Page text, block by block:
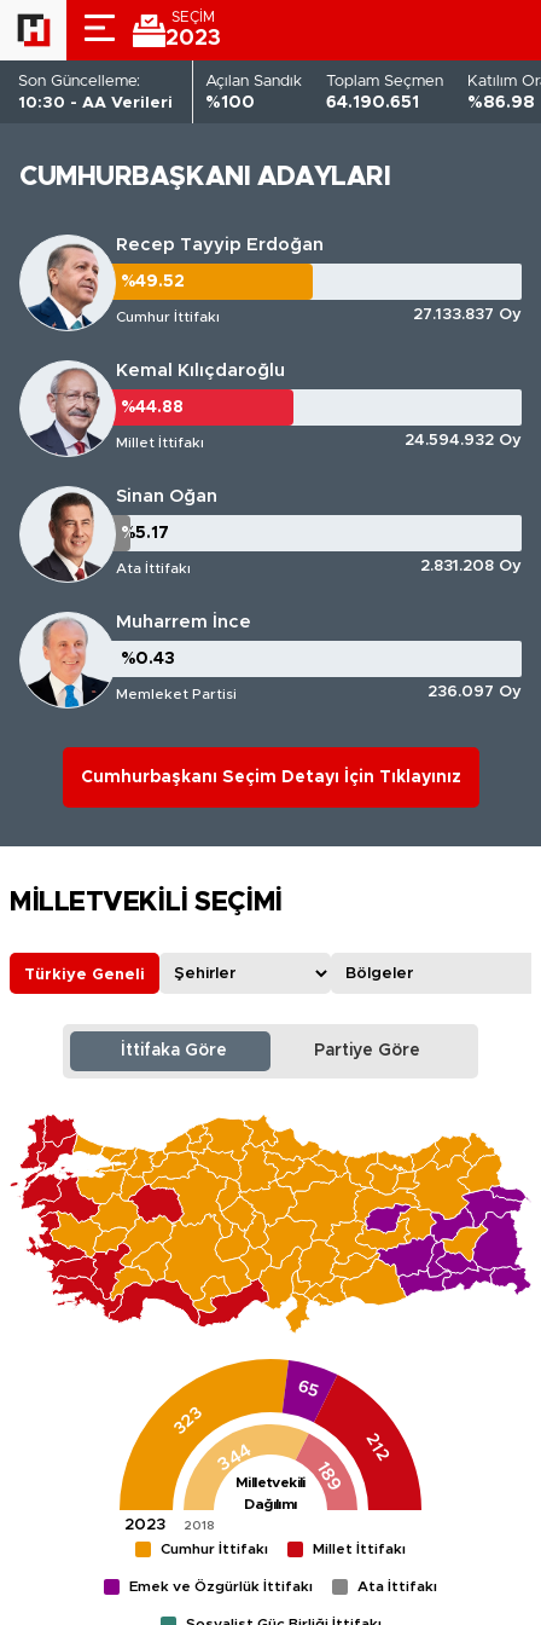
SEÇİM
2023
Son Güncelleme:
10:30 - AA Verileri
Açılan Sandık
%100
Toplam Seçmen
64.190.651
Katılım
%86.98
CUMHURBAŞKANI ADAYLARI
Recep Tayyip Erdoğan
%49.52
%49.52
Cumhur İttifakı 27.133.837 Oy
Kemal Kılıçdaroğlu
%44.88
%44.88
Millet İttifakı 24.594.932 Oy
Sinan Oğan
%5.17
%5.17
Ata İttifakı 2.831.208 Oy
Muharrem İnce
%0.43
%0.43
Memleket Partisi 236.097 Oy
Cumhurbaşkanı Seçim Detayı İçin Tıklayınız
MİLLETVEKİLİ SEÇİMİ
Türkiye Geneli
İttifaka Göre Partiye Göre
344
189
323
65
212
Milletvekili
Dağılımı
Cumhur İttifakı Millet İttifakı
Emek ve Özgürlük İttifakı Ata İttifakı